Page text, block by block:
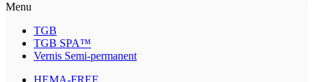
Menu
TGB
TGB SPA™
Vernis Semi-permanent